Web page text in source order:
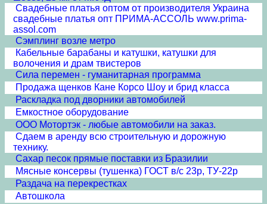
Свадебные платья оптом от производителя Украина
свадебные платья опт ПРИМА-АССОЛЬ www.prima-
assol.com
Сэмплинг возле метро
Кабельные барабаны и катушки, катушки для
волочения и драм твистеров
Сила перемен - гуманитарная программа
Продажа щенков Кане Корсо Шоу и брид класса
Раскладка под дворники автомобилей
Емкостное оборудование
ООО Мотортэк - любые автомобили на заказ.
Сдаем в аренду всю строительную и дорожную
технику.
Сахар песок прямые поставки из Бразилии
Мясные консервы (тушенка) ГОСТ в/с 23р, ТУ-22р
Раздача на перекрестках
Автошкола